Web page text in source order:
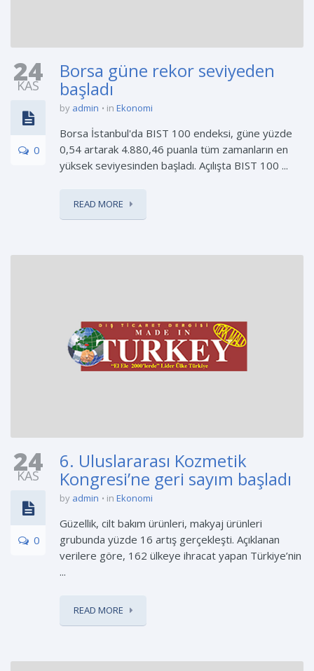
24
KAS
0
Borsa güne rekor seviyeden
başladı
by admin in Ekonomi
Borsa İstanbul'da BIST 100 endeksi, güne yüzde
0,54 artarak 4.880,46 puanla tüm zamanların en
yüksek seviyesinden başladı. Açılışta BIST 100 ...
READ MORE
24
KAS
0
6. Uluslararası Kozmetik
Kongresi’ne geri sayım başladı
by admin in Ekonomi
Güzellik, cilt bakım ürünleri, makyaj ürünleri
grubunda yüzde 16 artış gerçekleşti. Açıklanan
verilere göre, 162 ülkeye ihracat yapan Türkiye’nin
...
READ MORE